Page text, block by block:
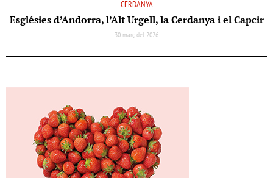
CERDANYA
Esglésies d’Andorra, l’Alt Urgell, la Cerdanya i el Capcir
30 març del 2026